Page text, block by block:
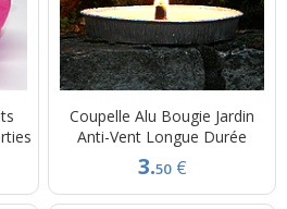
Coupelle Alu Bougie Jardin
Anti-Vent Longue Durée
3.50 €